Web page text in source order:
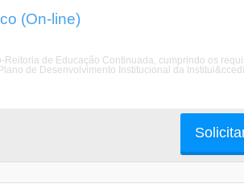
(On-line)
de Educação Continuada, cumprindo os
de Desenvolvimento Institucional da